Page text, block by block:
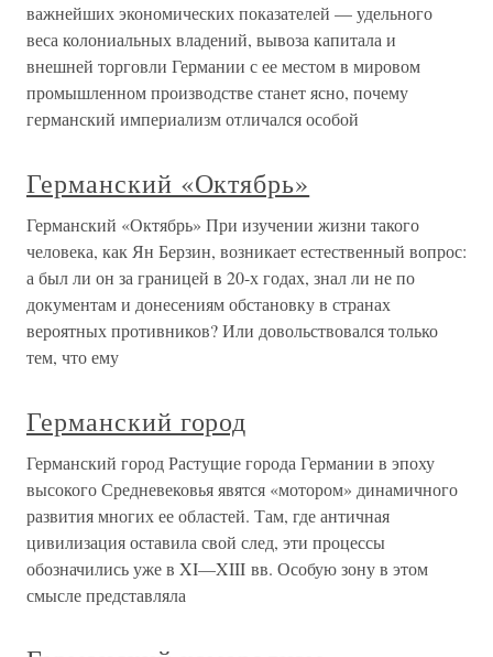
важнейших экономических показателей — удельного
веса колониальных владений, вывоза капитала и
внешней торговли Германии с ее местом в мировом
промышленном производстве станет ясно, почему
германский империализм отличался особой
Германский «Октябрь»
Германский «Октябрь» При изучении жизни такого
человека, как Ян Берзин, возникает естественный вопрос:
а был ли он за границей в 20-х годах, знал ли не по
документам и донесениям обстановку в странах
вероятных противников? Или довольствовался только
тем, что ему
Германский город
Германский город Растущие города Германии в эпоху
высокого Средневековья явятся «мотором» динамичного
развития многих ее областей. Там, где античная
цивилизация оставила свой след, эти процессы
обозначились уже в XI—XIII вв. Особую зону в этом
смысле представляла